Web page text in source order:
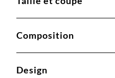
Composition
Design